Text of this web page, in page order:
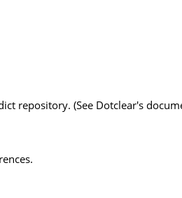
repository. (See Dotclear's